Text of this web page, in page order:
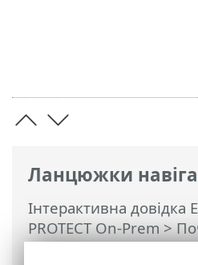
Ланцюжки
Інтерактивна довідка
PROTECT On-Prem>
VDI, клонування та